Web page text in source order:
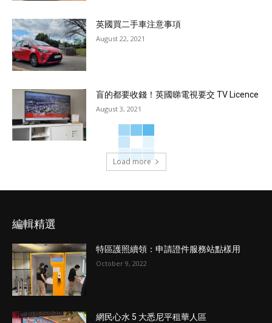
英國買二手車注意事項
August 22, 2021
盲的都要收錢！英國睇電視要交 TV Licence
August 3, 2021
Load more
編輯精選
特區護照續領：申請證件服務站點樣用
October 9, 2022
網民心水 5 大悉尼平租華人區